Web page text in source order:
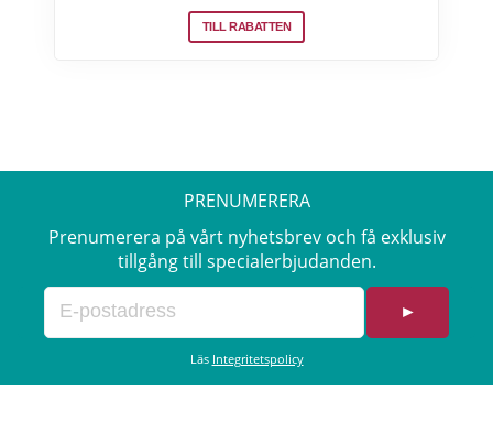
Efter att du klickat på "Till rabatten" får du en
TILL RABATTEN
PRENUMERERA
Prenumerera på vårt nyhetsbrev och få exklusiv
tillgång till specialerbjudanden.
►
Läs Integritetspolicy